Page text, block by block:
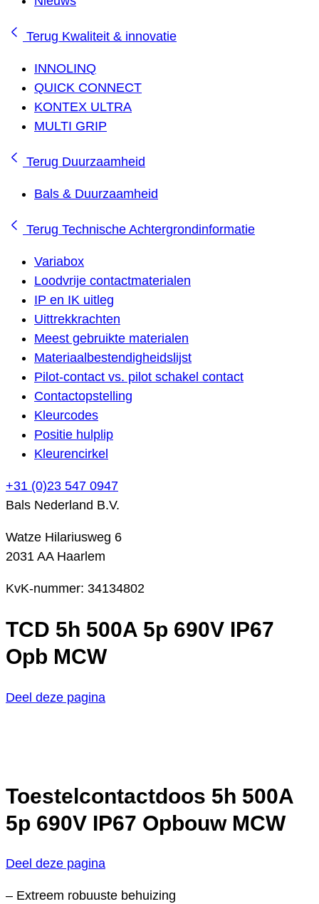
Terug Kwaliteit & innovatie
INNOLINQ
QUICK CONNECT
KONTEX ULTRA
MULTI GRIP
Terug Duurzaamheid
Bals & Duurzaamheid
Terug Technische Achtergrondinformatie
Variabox
Loodvrije contactmaterialen
IP en IK uitleg
Uittrekkrachten
Meest gebruikte materialen
Materiaalbestendigheidslijst
Pilot-contact vs. pilot schakel contact
Contactopstelling
Kleurcodes
Positie hulplip
Kleurencirkel
+31 (0)23 547 0947
Bals Nederland B.V.
Watze Hilariusweg 6
2031 AA Haarlem
KvK-nummer: 34134802
TCD 5h 500A 5p 690V IP67
Opb MCW
Deel deze pagina
Toestelcontactdoos 5h 500A
5p 690V IP67 Opbouw MCW
Deel deze pagina
– Extreem robuuste behuizing